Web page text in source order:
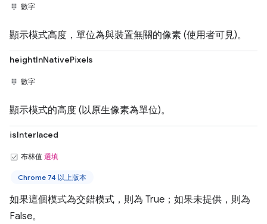
數字
顯示模式高度，單位為與裝置無關的像素 (使用者可見)。
heightInNativePixels
數字
顯示模式的高度 (以原生像素為單位)。
isInterlaced
布林值 選填
Chrome 74 以上版本
如果這個模式為交錯模式，則為 True；如果未提供，則為
False。